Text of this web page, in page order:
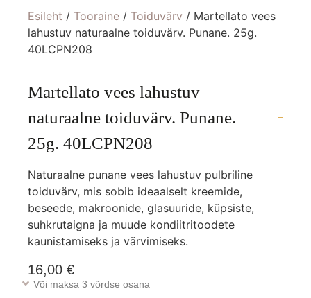
Esileht / Tooraine / Toiduvärv / Martellato vees
lahustuv naturaalne toiduvärv. Punane. 25g.
40LCPN208
Martellato vees lahustuv
naturaalne toiduvärv. Punane.
25g. 40LCPN208
Naturaalne punane vees lahustuv pulbriline
toiduvärv, mis sobib ideaalselt kreemide,
beseede, makroonide, glasuuride, küpsiste,
suhkrutaigna ja muude kondiitritoodete
kaunistamiseks ja värvimiseks.
16,00 €
Või maksa 3 võrdse osana